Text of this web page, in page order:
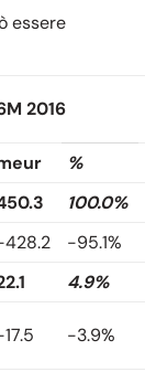
essere
2016
%
100.0%
-95.1%
4.9%
-3.9%